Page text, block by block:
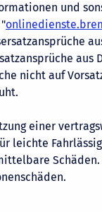
und
aus
nicht auf
einer
leichte
Schäden.